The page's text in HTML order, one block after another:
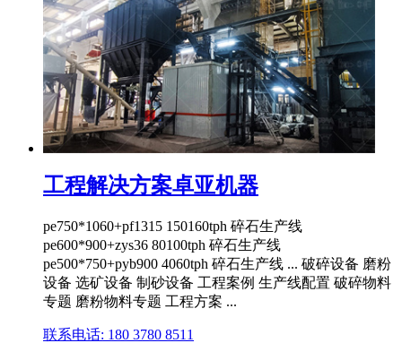
工程解决方案卓亚机器
pe750*1060+pf1315 150160tph 碎石生产线
pe600*900+zys36 80100tph 碎石生产线
pe500*750+pyb900 4060tph 碎石生产线 ... 破碎设备 磨粉
设备 选矿设备 制砂设备 工程案例 生产线配置 破碎物料
专题 磨粉物料专题 工程方案 ...
联系电话: 180 3780 8511